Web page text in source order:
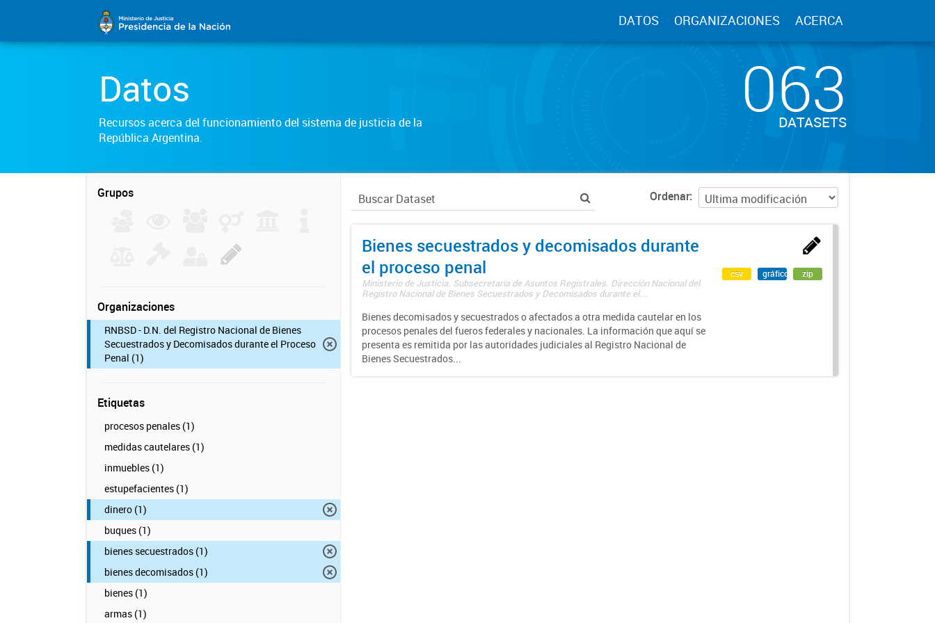
DATOS ORGANIZACIONES ACERCA
Datos
Recursos acerca del funcionamiento del sistema de justicia de la
República Argentina.
063
DATASETS
Grupos
Organizaciones
RNBSD - D.N. del Registro Nacional de Bienes
Secuestrados y Decomisados durante el Proceso
Penal (1)
Etiquetas
procesos penales (1)
medidas cautelares (1)
inmuebles (1)
estupefacientes (1)
dinero (1)
buques (1)
bienes secuestrados (1)
bienes decomisados (1)
bienes (1)
armas (1)
Ordenar
Bienes secuestrados y decomisados durante
el proceso penal
Ministerio de Justicia. Subsecretaría de Asuntos Registrales. Dirección Nacional del
Registro Nacional de Bienes Secuestrados y Decomisados durante el...
Bienes decomisados y secuestrados o afectados a otra medida cautelar en los
procesos penales del fueros federales y nacionales. La información que aquí se
presenta es remitida por las autoridades judiciales al Registro Nacional de
Bienes Secuestrados...
csv gráfico zip